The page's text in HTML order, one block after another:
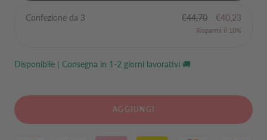
Confezione da 3 €44,70 €40,23
Risparmi il 10%
Disponibile | Consegna in 1-2 giorni lavorativi 🚚
AGGIUNGI